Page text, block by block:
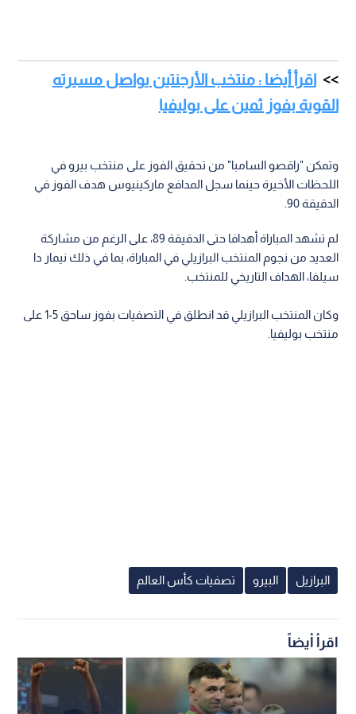
اقرأ أيضا : منتخب الأرجنتين يواصل مسيرته
القوية بفوز ثمين على بوليفيا
وتمكن "راقصو السامبا" من تحقيق الفوز على منتخب بيرو في
اللحظات الأخيرة حينما سجل المدافع ماركينيوس هدف الفوز في
الدقيقة 90.
لم تشهد المباراة أهدافا حتى الدقيقة 89، على الرغم من مشاركة
العديد من نجوم المنتخب البرازيلي في المباراة، بما في ذلك نيمار دا
سيلفا، الهداف التاريخي للمنتخب.
وكان المنتخب البرازيلي قد انطلق في التصفيات بفوز ساحق 5-1 على
منتخب بوليفيا.
البرازيل البيرو تصفيات كأس العالم
اقرأ أيضاً